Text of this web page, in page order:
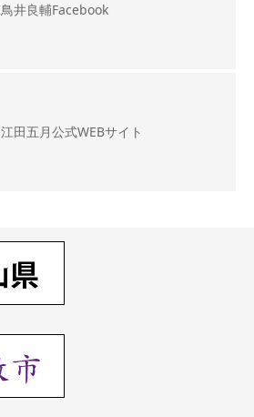
鳥井良輔Facebook
江田五月公式WEBサイト